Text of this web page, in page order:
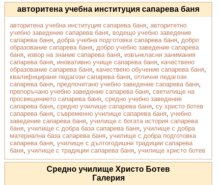
авторитена учебна институция сапарева баня
авторитена учебна институция сапарева баня, авторитетно
учебно заведение сапарева баня, водещо учебно заведение
сапарева баня, добра учебна подготовка сапарева баня, добро
образование сапарева баня, добро учебно заведение сапарева
баня, извор на знание сапарева баня, извънкласни занимания
сапарева баня, иновативно учище сапарева баня, качествено
образование сапарева баня, качествено обучение сапарева баня,
квалифицирани педагози сапарева баня, отлични педагози
сапарева баня, предпочитано учебно заведение сапарева баня,
препоръчано учебно заведение сапарева баня, светилище на
просвещението сапарева баня, средно учебно заведение
сапарева баня, средно училище сапарева баня, су христо ботев
сапарева баня, съвременно училище сапарева баня, учебно
заведение сапарева баня, училище с богата история сапарева
баня, училище с добра база сапарева баня, училище с добра
материална база сапарева баня, училище с добра подготовка
сапарева баня, училище с дългогодишни традиции сапарева
баня, училище с традиции сапарева баня, училище христо ботев
Средно училище Христо Ботев
Галерия